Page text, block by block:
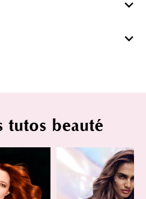
tutos beauté